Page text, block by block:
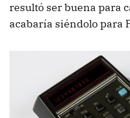
resultó ser buena para
acabaría siéndolo para